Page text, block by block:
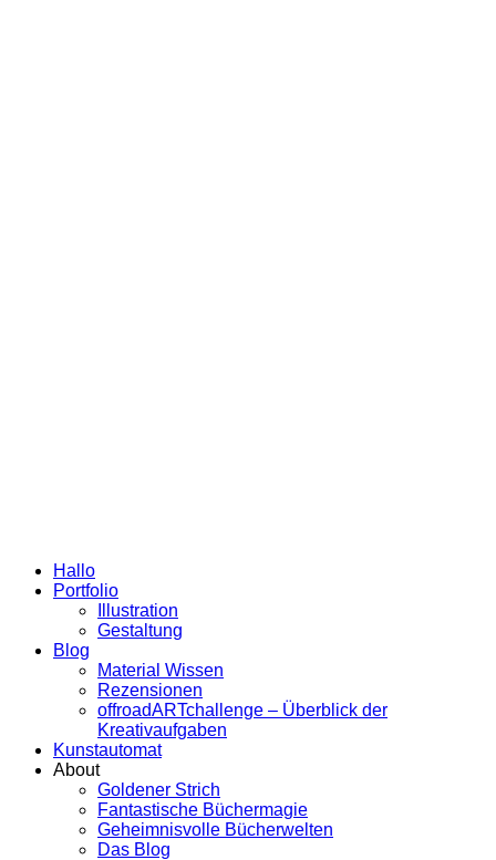
Hallo
Portfolio
Illustration
Gestaltung
Blog
Material Wissen
Rezensionen
offroadARTchallenge – Überblick der
Kreativaufgaben
Kunstautomat
About
Goldener Strich
Fantastische Büchermagie
Geheimnisvolle Bücherwelten
Das Blog